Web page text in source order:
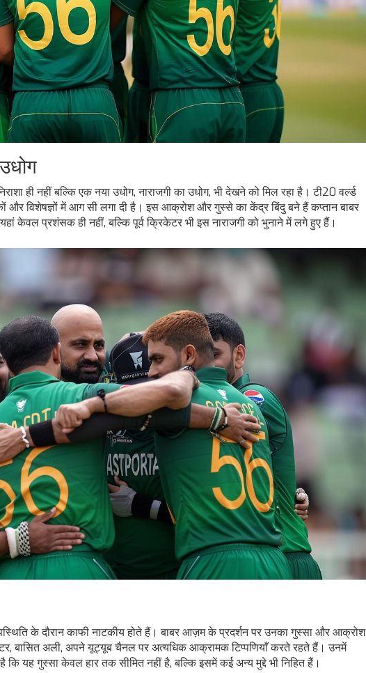
ही नहीं बल्कि एक नया उधोग, नाराजगी का उधोग, भी देखने को मिल रहा है। टी20 वर्ल्ड
और विशेषज्ञों में आग सी लगा दी है। इस आक्रोश और गुस्से का केंद्र बिंदु बने हैं कप्तान बाबर
केवल प्रशंसक ही नहीं, बल्कि पूर्व क्रिकेटर भी इस नाराजगी को भुनाने में लगे हुए हैं।
के दौरान काफी नाटकीय होते हैं। बाबर आज़म के प्रदर्शन पर उनका गुस्सा और आक्रोश
बासित अली, अपने यूट्यूब चैनल पर अत्यधिक आक्रामक टिप्पणियाँ करते रहते हैं। उनमें
है कि यह गुस्सा केवल हार तक सीमित नहीं है, बल्कि इसमें कई अन्य मुद्दे भी निहित हैं।